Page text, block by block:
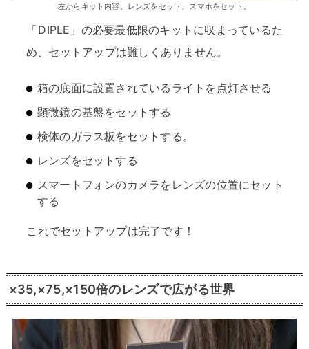
左からキット内容、レンズをセット、スマホをセット。
「DIPLE」の必要最低限のキットに収まっているた
め、セットアップは難しくありません。
箱の底面に設置されているライトを点灯させる
顕微鏡の基盤をセットする
検体のガラス板をセットする。
レンズをセットする
スマートフォンのカメラをレンズの位置にセット
する
これでセットアップは完了です！
×35,×75,×150倍のレンズで広がる世界